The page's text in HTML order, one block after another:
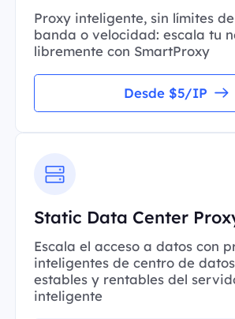
Proxy inteligente, sin límites
banda o velocidad: escala tu
libremente con SmartProxy
Desde $5/IP
Static Data Center
Escala el acceso a datos con
inteligentes de centro de
estables y rentables del
inteligente